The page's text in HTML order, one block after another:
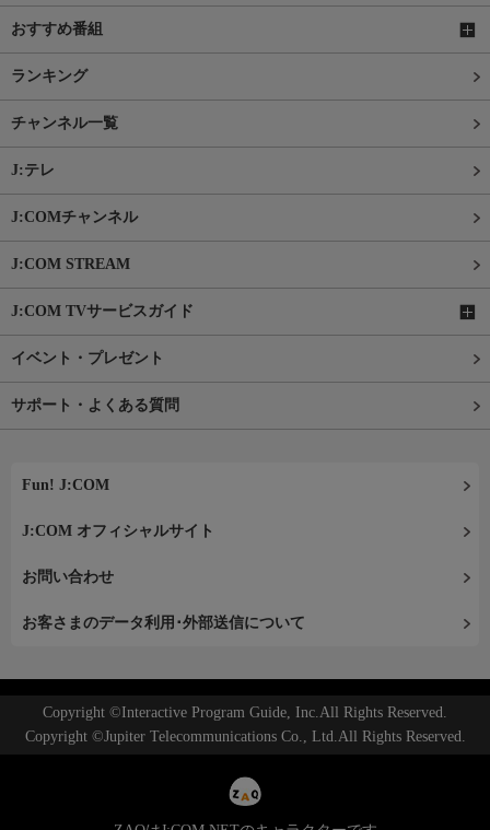
おすすめ番組
ランキング
チャンネル一覧
J:テレ
J:COMチャンネル
J:COM STREAM
J:COM TVサービスガイド
イベント・プレゼント
サポート・よくある質問
Fun! J:COM
J:COM オフィシャルサイト
お問い合わせ
お客さまのデータ利用･外部送信について
Copyright ©Interactive Program Guide, Inc.All Rights Reserved.
Copyright ©Jupiter Telecommunications Co., Ltd.All Rights Reserved.